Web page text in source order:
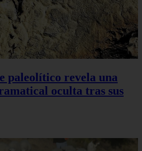
paleolítico revela una
oculta tras sus